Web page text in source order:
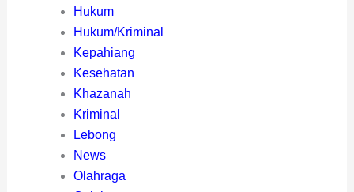
Hukum
Hukum/Kriminal
Kepahiang
Kesehatan
Khazanah
Kriminal
Lebong
News
Olahraga